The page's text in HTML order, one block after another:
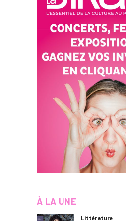
À LA UNE